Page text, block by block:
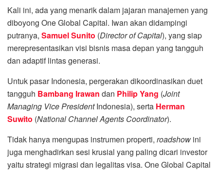
Kali ini, ada yang menarik dalam jajaran manajemen yang
diboyong One Global Capital. Iwan akan didampingi
putranya, Samuel Sunito (Director of Capital), yang siap
merepresentasikan visi bisnis masa depan yang tangguh
dan adaptif lintas generasi.
Untuk pasar Indonesia, pergerakan dikoordinasikan duet
tangguh Bambang Irawan dan Philip Yang (Joint
Managing Vice PresidentIndonesia), serta Herman
Suwito (National Channel Agents Coordinator).
Tidak hanya mengupas instrumen properti, roadshow ini
juga menghadirkan sesi krusial yang paling dicari investor
yaitu strategi migrasi dan legalitas visa. One Global Capital